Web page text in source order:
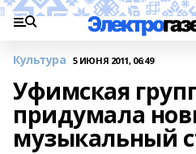
Культура 5 ИЮНЯ 2011, 06:49
Уфимская
придумала
музыкальный